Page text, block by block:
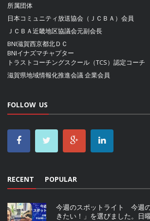
所属団体
日本コミュニティ放送協会（ＪＣＢＡ） 会員
ＪＣＢＡ近畿地区協議会元副会長
BNI滋賀西京都北ＤＣ
BNIイナズマチャプター
トラストコーチングスクール（TCS）認定コーチ
滋賀県地域情報化推進会議企業会員
FOLLOW US
RECENT POPULAR
今週のスポットライト 今週
きたい！」を選びました。日